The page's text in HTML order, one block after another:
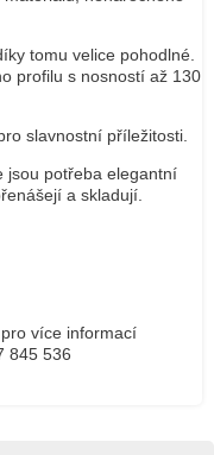
tomu velice pohodlné.
profilu s nosností až 130
slavnostní příležitosti.
jsou potřeba elegantní
a skladují.
více informací
845 536